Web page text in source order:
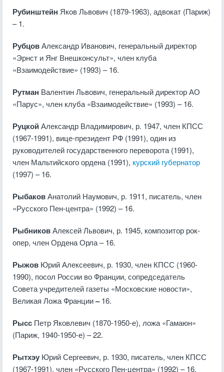
Рубинштейн Яков Львович (1879-1963), адвокат (Париж)
– 1.
РубцовАлександр Иванович, генеральный директор
«Эрнст и Янг Внешконсульт», член клуба
«Взаимодействие» (1993) – 16.
Рутман Валентин Львович, генеральный директор АО
«Парус», член клуба «Взаимодействие» (1993) – 16.
РуцкойАлександр Владимирович, р. 1947, член КПСС
(1967-1991), вице-президент РФ (1991), один из
руководителей государственного переворота (1991),
член Мальтийского ордена (1991), курский губернатор
(1997) – 16.
РыбаковАнатолий Наумович, р. 1911, писатель, член
«Русского Пен-центра» (1992) – 16.
РыбниковАлексей Львович, р. 1945, композитор рок-
опер, член Ордена Орла – 16.
Рыжов Юрий Алексеевич, р. 1930, член КПСС (1960-
1990), посол России во Франции, сопредседатель
Совета учредителей газеты «Московские новости»,
Великая Ложа Франции–16.
Рысс Петр Яковлевич (1870-1950-е), ложа «Гамаюн»
(Париж, 1940-1950-е) – 22.
Рытхэу Юрий Сергеевич, р. 1930, писатель, член КПСС
(1967-1991), член «Русского Пен-центра» (1992) – 16.